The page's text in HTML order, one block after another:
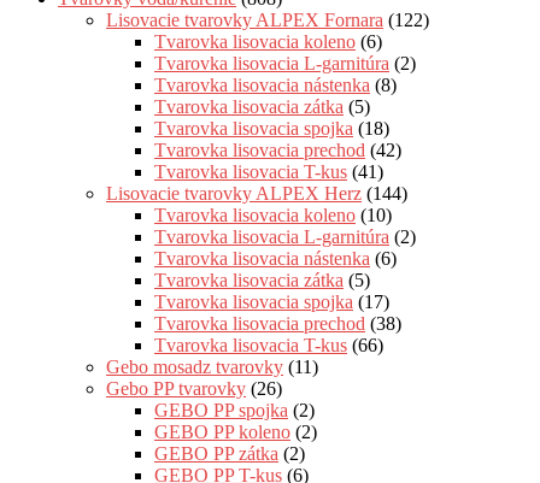
Lisovacie tvarovky ALPEX Fornara (122)
Tvarovka lisovacia koleno (6)
Tvarovka lisovacia L-garnitúra (2)
Tvarovka lisovacia nástenka (8)
Tvarovka lisovacia zátka (5)
Tvarovka lisovacia spojka (18)
Tvarovka lisovacia prechod (42)
Tvarovka lisovacia T-kus (41)
Lisovacie tvarovky ALPEX Herz (144)
Tvarovka lisovacia koleno (10)
Tvarovka lisovacia L-garnitúra (2)
Tvarovka lisovacia nástenka (6)
Tvarovka lisovacia zátka (5)
Tvarovka lisovacia spojka (17)
Tvarovka lisovacia prechod (38)
Tvarovka lisovacia T-kus (66)
Gebo mosadz tvarovky (11)
Gebo PP tvarovky (26)
GEBO PP spojka (2)
GEBO PP koleno (2)
GEBO PP zátka (2)
GEBO PP T-kus (6)